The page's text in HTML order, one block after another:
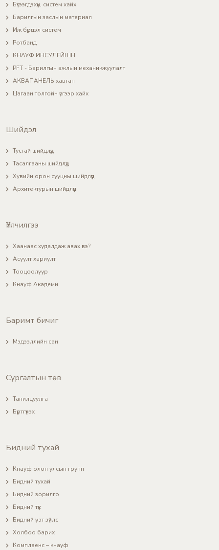
Бүтээгдэхүүн, систем хайх
Барилгын заслын материал
Иж бүрдэл систем
Ротбанд
КНАУФ ИНСУЛЕЙШН
PFT - Барилгын ажлын механикжуулалт
АКВАПАНЕЛЬ хавтан
Цагаан толгойн үсгээр хайх
Шийдэл
Тусгай шийдлүүд
Тасалгааны шийдлүүд
Хувийн орон сууцны шийдлүүд
Архитектурын шийдлүүд
Үйлчилгээ
Хаанаас худалдаж авах вэ?
Асуулт хариулт
Тооцоолуур
Кнауф Академи
Баримт бичиг
Мэдээллийн сан
Сургалтын төв
Танилцуулга
Бүртгүүлэх
Бидний тухай
Кнауф олон улсын групп
Бидний тухай
Бидний зорилго
Бидний түүх
Бидний үнэт зүйлс
Холбоо барих
Комплаенс – кнауф